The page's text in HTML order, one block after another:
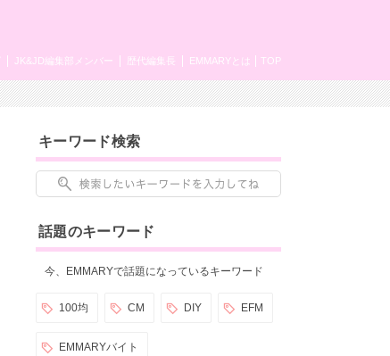
TOP
EMMARYとは
歴代編集長
JK&JD編集部メンバー
キーワード検索
話題のキーワード
今、EMMARYで話題になっているキーワード
100均 CM DIY EFM
EMMARYバイト